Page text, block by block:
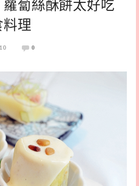
蔔絲酥餅太好吃
理
0